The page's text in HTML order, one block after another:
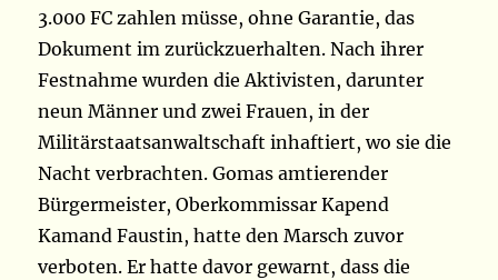
3.000 FC zahlen müsse, ohne Garantie, das
Dokument im zurückzuerhalten. Nach ihrer
Festnahme wurden die Aktivisten, darunter
neun Männer und zwei Frauen, in der
Militärstaatsanwaltschaft inhaftiert, wo sie die
Nacht verbrachten. Gomas amtierender
Bürgermeister, Oberkommissar Kapend
Kamand Faustin, hatte den Marsch zuvor
verboten. Er hatte davor gewarnt, dass die